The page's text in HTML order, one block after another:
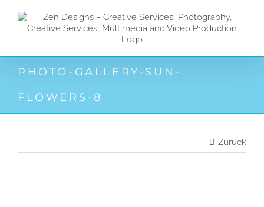
Inhalt
springen
PHOTO-GALLERY-SUN-
FLOWERS-8
Zurück